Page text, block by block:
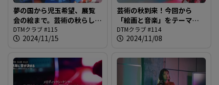
夢の国から児玉希望、展覧
会の絵まで。芸術の秋らしく
いろんなものを吸収してい
きましょう！＠DTMクラブ
DTMクラブ #115
2024/11/15
芸術の秋到来！今回から
「絵画と音楽」をテーマ
に、アートとアートの共鳴
の歴史を紹介します＠DTM
DTMクラブ #114
2024/11/08